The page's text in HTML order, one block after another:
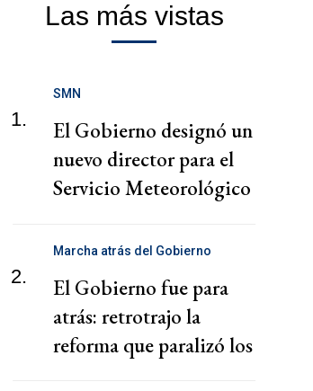
Las más vistas
1.
SMN
El Gobierno designó un
nuevo director para el
Servicio Meteorológico
2.
Marcha atrás del Gobierno
El Gobierno fue para
atrás: retrotrajo la
reforma que paralizó los